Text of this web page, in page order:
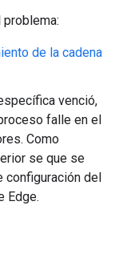
de la cadena
venció,
falle en el
Como
se que se
configuración del
Edge.